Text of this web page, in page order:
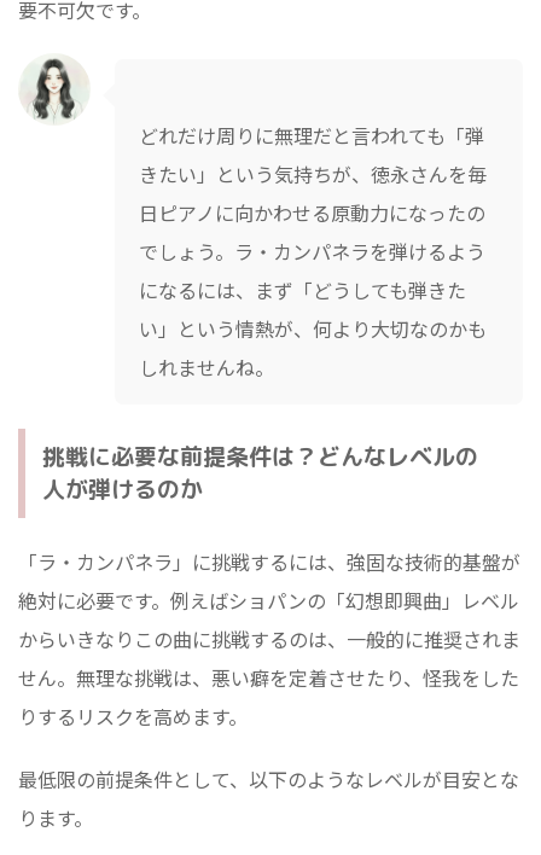
要不可欠です。
どれだけ周りに無理だと言われても「弾
きたい」という気持ちが、徳永さんを毎
日ピアノに向かわせる原動力になったの
でしょう。ラ・カンパネラを弾けるよう
になるには、まず「どうしても弾きた
い」という情熱が、何より大切なのかも
しれませんね。
挑戦に必要な前提条件は？どんなレベルの
人が弾けるのか
「ラ・カンパネラ」に挑戦するには、強固な技術的基盤が
絶対に必要です。例えばショパンの「幻想即興曲」レベル
からいきなりこの曲に挑戦するのは、一般的に推奨されま
せん。無理な挑戦は、悪い癖を定着させたり、怪我をした
りするリスクを高めます。
最低限の前提条件として、以下のようなレベルが目安とな
ります。